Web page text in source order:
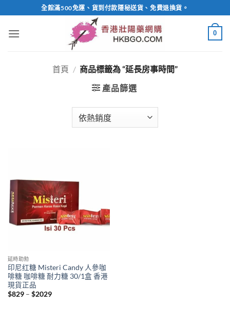
to
content
全館滿500免運、貨到付款隱秘送貨、免費退換貨。
0
首頁 / 商品標籤為 “延長房事時間”
產品篩選
延時助勃
印尼红糖 Misteri Candy 人參咖
啡糖 咖啡糖 耐力糖 30/1盒 香港
現貨正品
$829 – $2029Price